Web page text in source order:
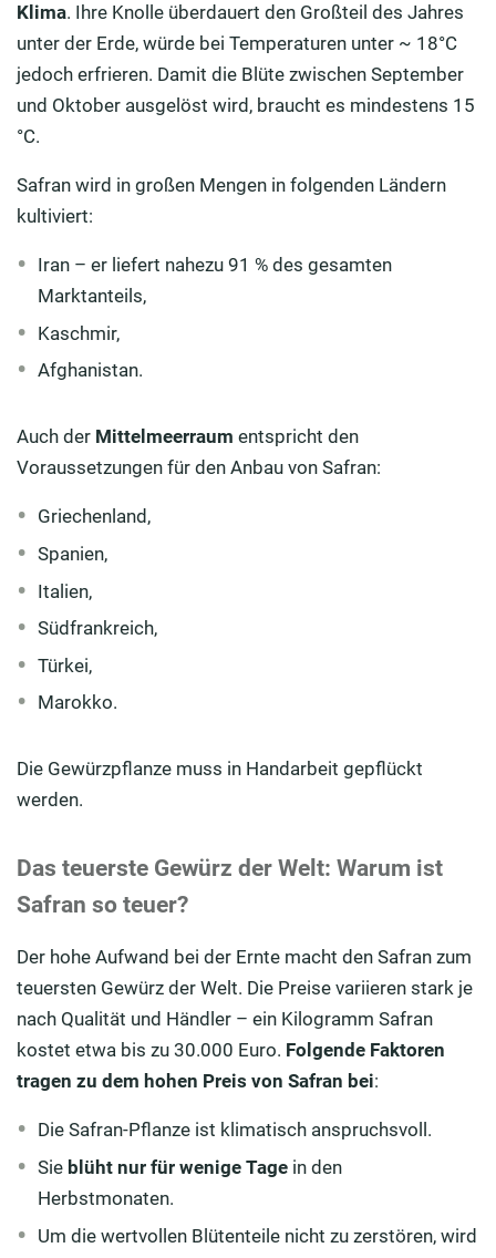
Klima. Ihre Knolle überdauert den Großteil des Jahres
unter der Erde, würde bei Temperaturen unter ~ 18°C
jedoch erfrieren. Damit die Blüte zwischen September
und Oktober ausgelöst wird, braucht es mindestens 15
°C.
Safran wird in großen Mengen in folgenden Ländern
kultiviert:
Iran – er liefert nahezu 91 % des gesamten
Marktanteils,
Kaschmir,
Afghanistan.
Auch der Mittelmeerraum entspricht den
Voraussetzungen für den Anbau von Safran:
Griechenland,
Spanien,
Italien,
Südfrankreich,
Türkei,
Marokko.
Die Gewürzpflanze muss in Handarbeit gepflückt
werden.
Das teuerste Gewürz der Welt: Warum ist
Safran so teuer?
Der hohe Aufwand bei der Ernte macht den Safran zum
teuersten Gewürz der Welt. Die Preise variieren stark je
nach Qualität und Händler – ein Kilogramm Safran
kostet etwa bis zu 30.000 Euro. Folgende Faktoren
tragen zu dem hohen Preis von Safran bei:
Die Safran-Pflanze ist klimatisch anspruchsvoll.
Sie blüht nur für wenige Tage in den
Herbstmonaten.
Um die wertvollen Blütenteile nicht zu zerstören, wird